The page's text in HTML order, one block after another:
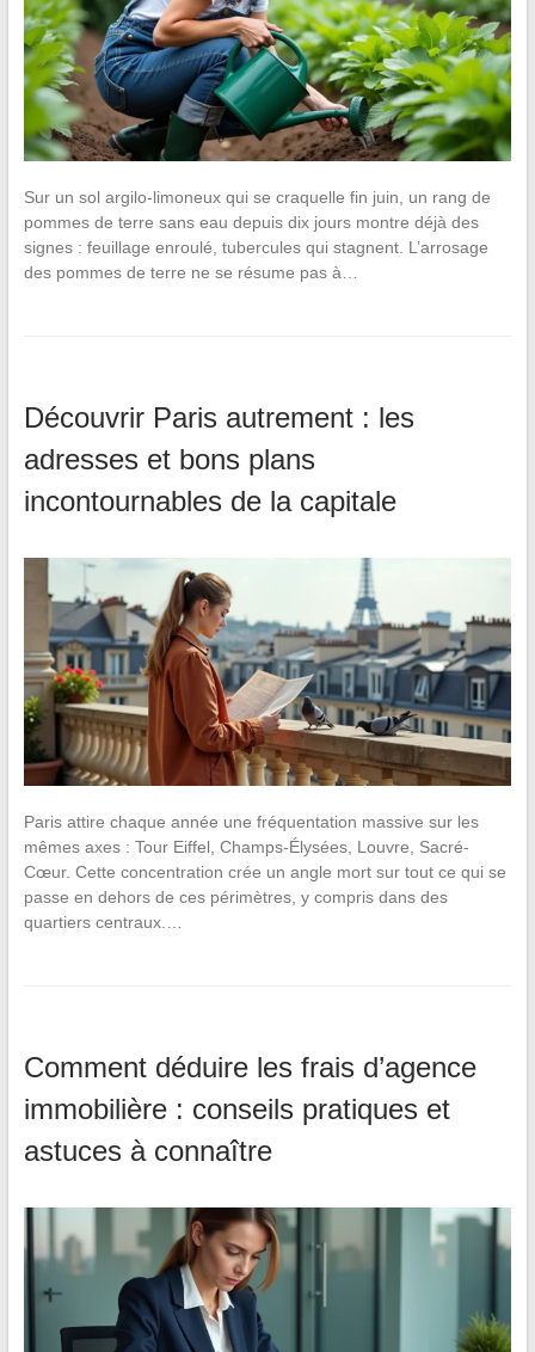
Sur un sol argilo-limoneux qui se craquelle fin juin, un rang de
pommes de terre sans eau depuis dix jours montre déjà des
signes : feuillage enroulé, tubercules qui stagnent. L’arrosage
des pommes de terre ne se résume pas à…
Découvrir Paris autrement : les
adresses et bons plans
incontournables de la capitale
Paris attire chaque année une fréquentation massive sur les
mêmes axes : Tour Eiffel, Champs-Élysées, Louvre, Sacré-
Cœur. Cette concentration crée un angle mort sur tout ce qui se
passe en dehors de ces périmètres, y compris dans des
quartiers centraux.…
Comment déduire les frais d’agence
immobilière : conseils pratiques et
astuces à connaître